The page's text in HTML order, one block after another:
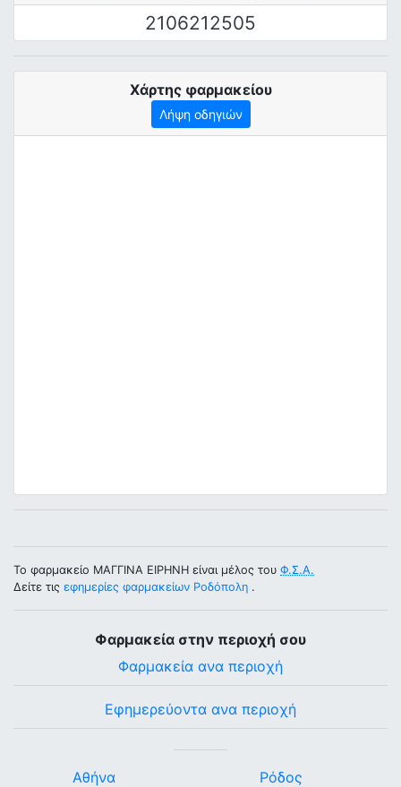
2106212505
Χάρτης φαρμακείου
Λήψη οδηγιών
Το φαρμακείο ΜΑΓΓΙΝΑ ΕΙΡΗΝΗ είναι μέλος του Φ.Σ.Α.
Δείτε τις εφημερίες φαρμακείων Ροδόπολη .
Φαρμακεία στην περιοχή σου
Φαρμακεία ανα περιοχή
Εφημερεύοντα ανα περιοχή
Αθήνα
Ρόδος